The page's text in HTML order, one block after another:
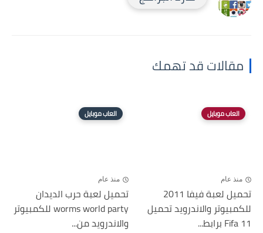
مقالات قد تهمك
العاب موبايل
منذ عام
تحميل لعبة فيفا 2011
للكمبيوتر والاندرويد تحميل
Fifa 11 برابط...
العاب موبايل
منذ عام
تحميل لعبة حرب الديدان
worms world party للكمبيوتر
والاندرويد من...